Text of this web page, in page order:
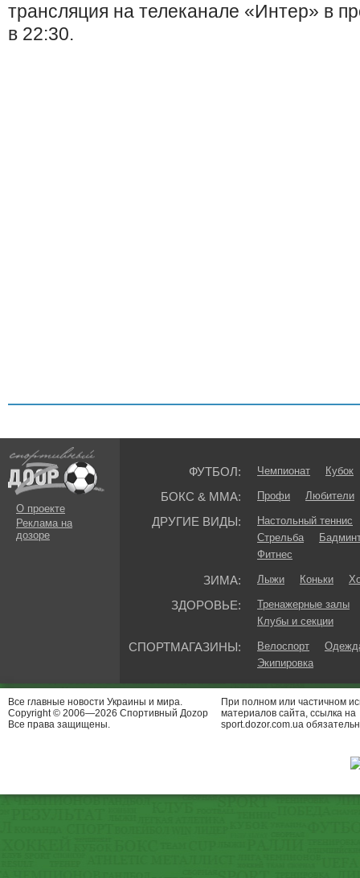
трансляция на телеканале «Интер» в
в 22:30.
О проекте
Реклама на
дозоре
ФУТБОЛ: Чемпионат Кубок
БОКС & ММА: Профи Любители
ДРУГИЕ ВИДЫ:
Настольный теннис
Стрельба
Фитнес
ЗИМА: Лыжи Коньки
ЗДОРОВЬЕ:
Тренажерные залы
Клубы и секции
СПОРТМАГАЗИНЫ: Велоспорт
Экипировка
Все главные новости Украины и мира.
Copyright © 2006—2026 Спортивный Доzор
Все права защищены.
При полном или частичном
материалов сайта, ссылка на
sport.dozor.com.ua